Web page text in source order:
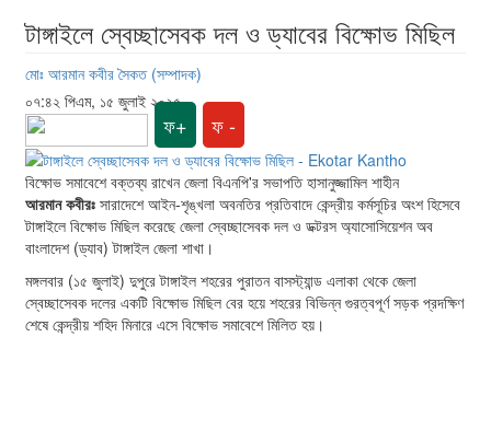
টাঙ্গাইলে স্বেচ্ছাসেবক দল ও ড্যাবের বিক্ষোভ মিছিল
মোঃ আরমান কবীর সৈকত (সম্পাদক)
০৭:৪২ পিএম, ১৫ জুলাই ২০২৫
ফ+ ফ -
বিক্ষোভ সমাবেশে বক্তব্য রাখেন জেলা বিএনপি'র সভাপতি হাসানুজ্জামিল শাহীন
আরমান কবীরঃ সারাদেশে আইন-শৃঙ্খলা অবনতির প্রতিবাদে কেন্দ্রীয় কর্মসূচির অংশ হিসেবে
টাঙ্গাইলে বিক্ষোভ মিছিল করেছে জেলা স্বেচ্ছাসেবক দল ও ডক্টরস অ্যাসোসিয়েশন অব
বাংলাদেশ (ড্যাব) টাঙ্গাইল জেলা শাখা।
মঙ্গলবার (১৫ জুলাই) দুপুরে টাঙ্গাইল শহরের পুরাতন বাসস্ট্যান্ড এলাকা থেকে জেলা
স্বেচ্ছাসেবক দলের একটি বিক্ষোভ মিছিল বের হয়ে শহরের বিভিন্ন গুরত্বপূর্ণ সড়ক প্রদক্ষিণ
শেষে কেন্দ্রীয় শহিদ মিনারে এসে বিক্ষোভ সমাবেশে মিলিত হয়।